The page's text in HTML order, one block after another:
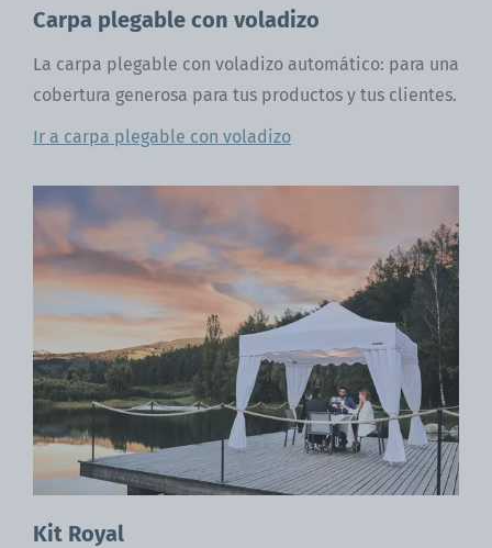
Carpa plegable con voladizo
La carpa plegable con voladizo automático: para una
cobertura generosa para tus productos y tus clientes.
Ir a carpa plegable con voladizo
Kit Royal